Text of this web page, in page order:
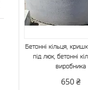
Бетонні кільця,
під люк, бетонні
виробника
650 ₴